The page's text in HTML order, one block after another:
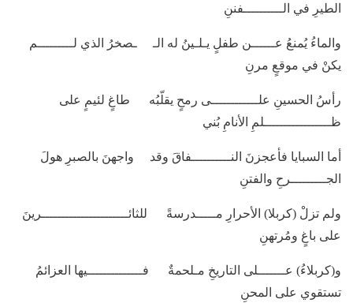
الطيرِ في الــــــــــفننِ
والماءُ يُمنعُ عــــــن طفلٍ يـلـينُ له الـ ـصخرُ الذي لـــــــــم
يكنْ في موقعٍ مرنِ
رأسُ الحسينِ علــــــــــــى رمحٍ يقلّبُه طاغٍ لئيمٍ على
ظـــــــــــــــــلمِ الأنامِ بُني
أما السبايا فأعجزنَ النــــــــــفاقَ وقد واجهنَ بالصبرِ هولَ
الجـــــــــرحِ والفتنِ
ولم تزلْ (كربلا) الأحرارِ مـــــدرسةً للثائــــــــــــــــــــــرينَ
على باغٍ ومُرتهنِ
و(كربلاءُ) عـــــــلى التاريخِ مـلحمةٌ فــــــــــــــيها العزائمُ
تستقوي على المحنِ